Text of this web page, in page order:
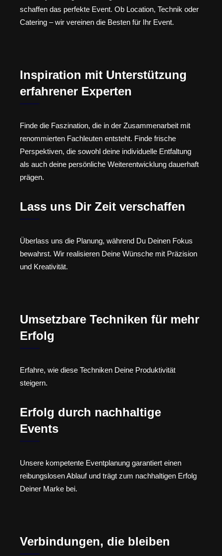
schaffen das perfekte Event. Ob Location, Technik oder
Catering – wir vereinen die Besten für Ihr Event.
Inspiration mit Unterstützung
erfahrener Experten
Finde die Faszination, die in der Zusammenarbeit mit
renommierten Fachleuten entsteht. Finde frische
Perspektiven, die sowohl deine individuelle Entfaltung
als auch deine persönliche Weiterentwicklung dauerhaft
prägen.
Lass uns Dir Zeit verschaffen
Überlass uns die Planung, während Du Deinen Fokus
bewahrst. Wir realisieren Deine Wünsche mit Präzision
und Kreativität.
Umsetzbare Techniken für mehr
Erfolg
Erfahre, wie diese Techniken Deine Produktivität
steigern.
Erfolg durch nachhaltige
Events
Unsere kompetente Eventplanung garantiert einen
reibungslosen Ablauf und trägt zum nachhaltigen Erfolg
Deiner Marke bei.
Verbindungen, die bleiben